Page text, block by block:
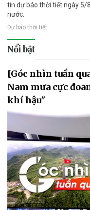
tin dự báo thời tiết ngày 5/
nước.
Dự báo thời tiết
Nổi bật
[Góc nhìn tuần
Nam mưa cực
khí hậu"